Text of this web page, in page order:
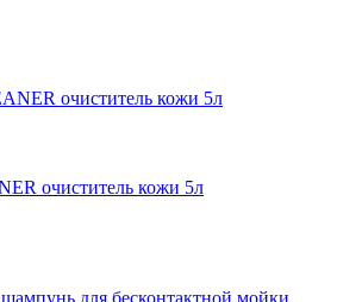
очиститель кожи 5л